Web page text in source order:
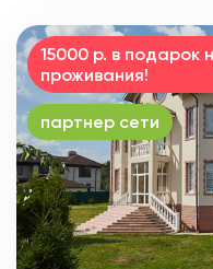
15000 р. в подарок
проживания!
партнер сети